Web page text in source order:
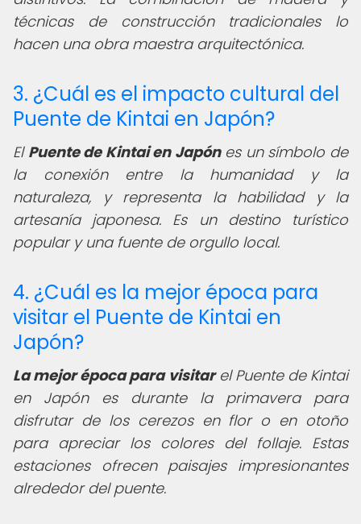
técnicas de construcción tradicionales lo
hacen una obra maestra arquitectónica.
3. ¿Cuál es el impacto cultural del
Puente de Kintai en Japón?
El Puente de Kintai en Japónes un símbolo de
la conexión entre la humanidad y la
naturaleza, y representa la habilidad y la
artesanía japonesa. Es un destino turístico
popular y una fuente de orgullo local.
4. ¿Cuál es la mejor época para
visitar el Puente de Kintai en
Japón?
La mejor época para visitarel Puente de Kintai
en Japón es durante la primavera para
disfrutar de los cerezos en flor o en otoño
para apreciar los colores del follaje. Estas
estaciones ofrecen paisajes impresionantes
alrededor del puente.